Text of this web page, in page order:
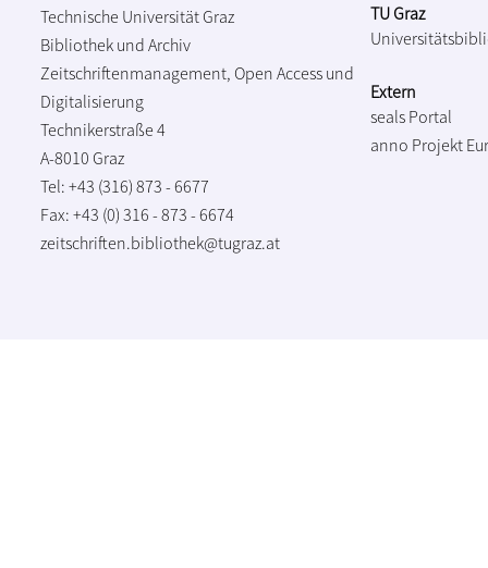
Technische Universität Graz
Bibliothek und Archiv
Zeitschriftenmanagement, Open Access und
Digitalisierung
Technikerstraße 4
A-8010 Graz
Tel: +43 (316) 873 - 6677
Fax: +43 (0) 316 - 873 - 6674
zeitschriften.bibliothek@tugraz.at
TU Graz
Extern
seals Portal
anno Projekt